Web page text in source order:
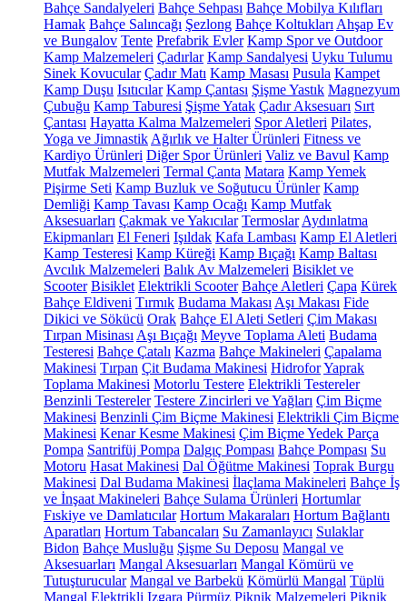
Bahçe Sandalyeleri Bahçe Sehpası Bahçe Mobilya Kılıfları
Hamak Bahçe Salıncağı Şezlong Bahçe Koltukları Ahşap Ev
ve Bungalov Tente Prefabrik Evler Kamp Spor ve Outdoor
Kamp Malzemeleri Çadırlar Kamp Sandalyesi Uyku Tulumu
Sinek Kovucular Çadır Matı Kamp Masası Pusula Kampet
Kamp Duşu Isıtıcılar Kamp Çantası Şişme Yastık Magnezyum
Çubuğu Kamp Taburesi Şişme Yatak Çadır Aksesuarı Sırt
Çantası Hayatta Kalma Malzemeleri Spor Aletleri Pilates,
Yoga ve Jimnastik Ağırlık ve Halter Ürünleri Fitness ve
Kardiyo Ürünleri Diğer Spor Ürünleri Valiz ve Bavul Kamp
Mutfak Malzemeleri Termal Çanta Matara Kamp Yemek
Pişirme Seti Kamp Buzluk ve Soğutucu Ürünler Kamp
Demliği Kamp Tavası Kamp Ocağı Kamp Mutfak
Aksesuarları Çakmak ve Yakıcılar Termoslar Aydınlatma
Ekipmanları El Feneri Işıldak Kafa Lambası Kamp El Aletleri
Kamp Testeresi Kamp Küreği Kamp Bıçağı Kamp Baltası
Avcılık Malzemeleri Balık Av Malzemeleri Bisiklet ve
Scooter Bisiklet Elektrikli Scooter Bahçe Aletleri Çapa Kürek
Bahçe Eldiveni Tırmık Budama Makası Aşı Makası Fide
Dikici ve Sökücü Orak Bahçe El Aleti Setleri Çim Makası
Tırpan Misinası Aşı Bıçağı Meyve Toplama Aleti Budama
Testeresi Bahçe Çatalı Kazma Bahçe Makineleri Çapalama
Makinesi Tırpan Çit Budama Makinesi HidroforYaprak
Toplama Makinesi Motorlu Testere Elektrikli Testereler
Benzinli Testereler Testere Zincirleri ve Yağları Çim Biçme
Makinesi Benzinli Çim Biçme Makinesi Elektrikli Çim Biçme
Makinesi Kenar Kesme Makinesi Çim Biçme Yedek Parça
Pompa Santrifüj Pompa Dalgıç Pompası Bahçe Pompası Su
Motoru Hasat Makinesi Dal Öğütme Makinesi Toprak Burgu
Makinesi Dal Budama Makinesi İlaçlama Makineleri Bahçe İş
ve İnşaat Makineleri Bahçe Sulama Ürünleri Hortumlar
Fıskiye ve Damlatıcılar Hortum Makaraları Hortum Bağlantı
Aparatları Hortum Tabancaları Su Zamanlayıcı Sulaklar
Bidon Bahçe Musluğu Şişme Su Deposu Mangal ve
Aksesuarları Mangal Aksesuarları Mangal Kömürü ve
Tutuşturucular Mangal ve Barbekü Kömürlü Mangal Tüplü
Mangal Elektrikli Izgara Pürmüz Piknik Malzemeleri Piknik